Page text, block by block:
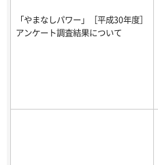
「やまなしパワー」［平成30年度］
アンケート調査結果について